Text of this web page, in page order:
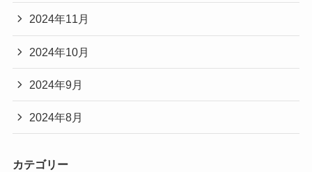
2024年11月
2024年10月
2024年9月
2024年8月
カテゴリー